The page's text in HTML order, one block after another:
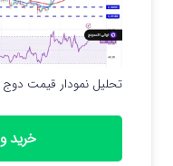
تحلیل نمودار قیمت دوج
خرید